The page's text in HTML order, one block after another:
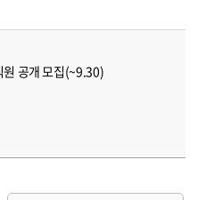
공개 모집(~9.30)